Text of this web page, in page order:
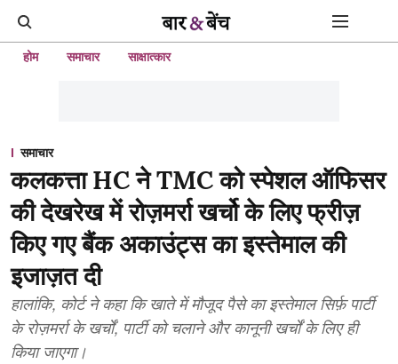
होम समाचार साक्षात्कार
समाचार
कलकत्ता HC ने TMC को स्पेशल ऑफिसर
की देखरेख में रोज़मर्रा खर्चो के लिए फ्रीज़
किए गए बैंक अकाउंट्स का इस्तेमाल की
इजाज़त दी
हालांकि, कोर्ट ने कहा कि खाते में मौजूद पैसे का इस्तेमाल सिर्फ़ पार्टी
के रोज़मर्रा के खर्चों, पार्टी को चलाने और कानूनी खर्चों के लिए ही
किया जाएगा।